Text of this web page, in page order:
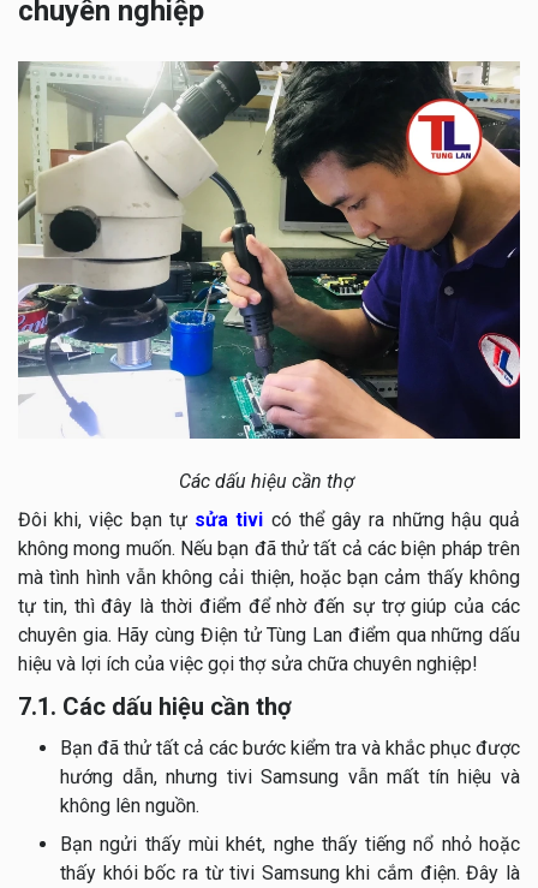
chuyên nghiệp
Các dấu hiệu cần thợ
Đôi khi, việc bạn tự sửa tivi có thể gây ra những hậu quả
không mong muốn. Nếu bạn đã thử tất cả các biện pháp trên
mà tình hình vẫn không cải thiện, hoặc bạn cảm thấy không
tự tin, thì đây là thời điểm để nhờ đến sự trợ giúp của các
chuyên gia. Hãy cùng Điện tử Tùng Lan điểm qua những dấu
hiệu và lợi ích của việc gọi thợ sửa chữa chuyên nghiệp!
7.1. Các dấu hiệu cần thợ
Bạn đã thử tất cả các bước kiểm tra và khắc phục được
hướng dẫn, nhưng tivi Samsung vẫn mất tín hiệu và
không lên nguồn.
Bạn ngửi thấy mùi khét, nghe thấy tiếng nổ nhỏ hoặc
thấy khói bốc ra từ tivi Samsung khi cắm điện. Đây là